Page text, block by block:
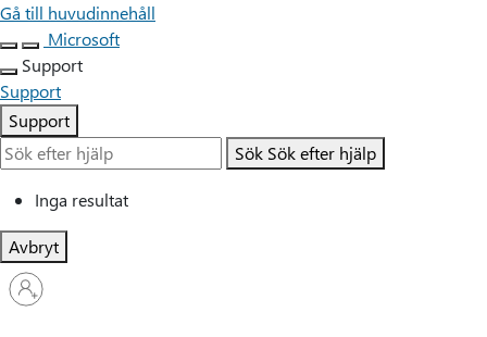
Gå till huvudinnehåll
Microsoft
Support
Support
Support
Sök Sök efter hjälp
Inga resultat
Avbryt
Logga
in